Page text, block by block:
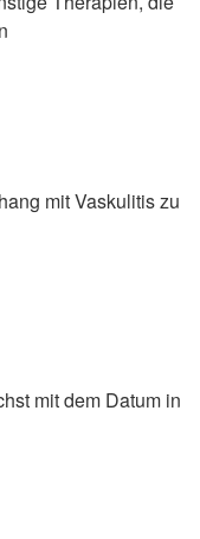
mit Vaskulitis zu
mit dem Datum in